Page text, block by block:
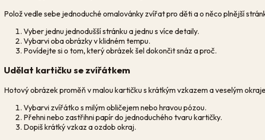
Polož vedle sebe jednoduché omalovánky zvířat pro děti a o něco plnější
Vyber jednu jednodušší stránku a jednu s více detaily.
Vybarvi oba obrázky v klidném tempu.
Povídejte si o tom, který obrázek šel dokončit snáz a proč.
Udělat kartičku se zvířátkem
Hotový obrázek proměň v malou kartičku s krátkým vzkazem a veselým
Vybarvi zvířátko s milým obličejem nebo hravou pózou.
Přehni nebo zastřihni papír do jednoduchého tvaru kartičky.
Dopiš krátký vzkaz a ozdob okraj.